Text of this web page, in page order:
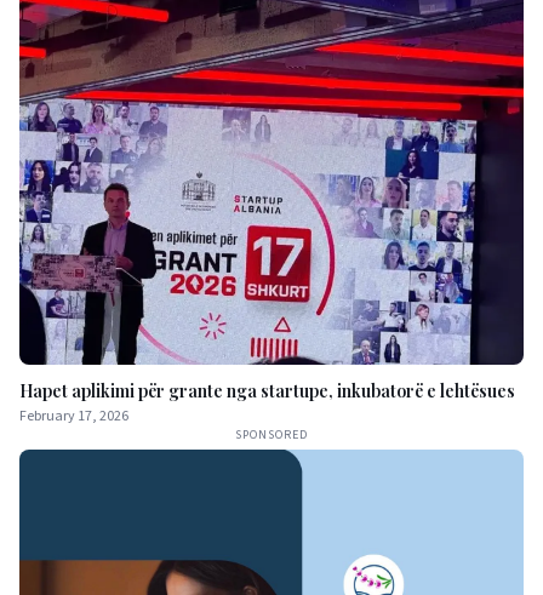
Hapet aplikimi për grante nga startupe, inkubatorë e lehtësues
February 17, 2026
SPONSORED